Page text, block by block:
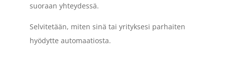
suoraan yhteydessä.
Selvitetään, miten sinä tai yrityksesi parhaiten
hyödytte automaatiosta.